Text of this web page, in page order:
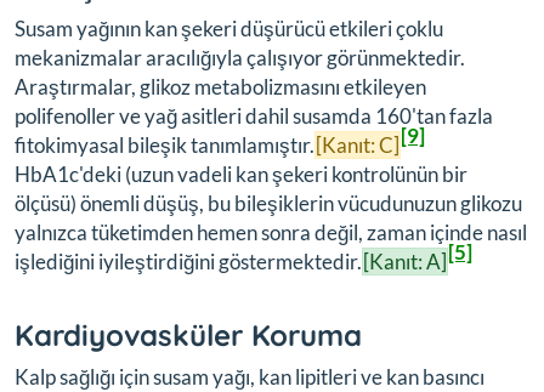
Susam yağının kan şekeri düşürücü etkileri çoklu
mekanizmalar aracılığıyla çalışıyor görünmektedir.
Araştırmalar, glikoz metabolizmasını etkileyen
polifenoller ve yağ asitleri dahil susamda 160'tan fazla
fitokimyasal bileşik tanımlamıştır.[Kanıt: C][9]
HbA1c'deki (uzun vadeli kan şekeri kontrolünün bir
ölçüsü) önemli düşüş, bu bileşiklerin vücudunuzun glikozu
yalnızca tüketimden hemen sonra değil, zaman içinde nasıl
işlediğini iyileştirdiğini göstermektedir.[Kanıt: A][5]
Kardiyovasküler Koruma
Kalp sağlığı için susam yağı, kan lipitleri ve kan basıncı